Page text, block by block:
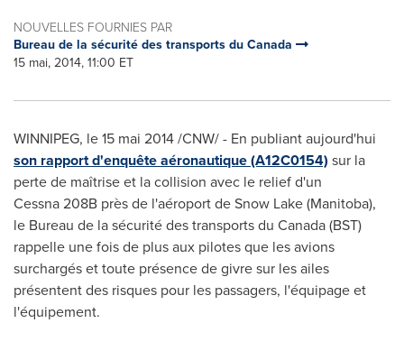
NOUVELLES FOURNIES PAR
Bureau de la sécurité des transports du Canada
15 mai, 2014, 11:00 ET
WINNIPEG, le 15 mai 2014 /CNW/ - En publiant aujourd'hui
son rapport d'enquête aéronautique (A12C0154) sur la
perte de maîtrise et la collision avec le relief d'un
Cessna 208B près de l'aéroport deSnow Lake(Manitoba),
le Bureau de la sécurité des transports du Canada(BST)
rappelle une fois de plus aux pilotes que les avions
surchargés et toute présence de givre sur les ailes
présentent des risques pour les passagers, l'équipage et
l'équipement.